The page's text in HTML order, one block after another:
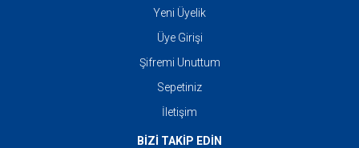
Yeni Üyelik
Üye Girişi
Şifremi Unuttum
Sepetiniz
İletişim
BİZİ TAKİP EDİN